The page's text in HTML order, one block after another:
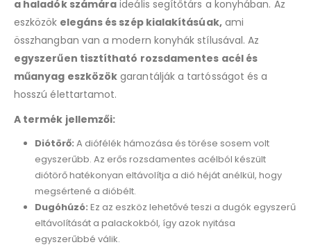
a haladók számára ideális segítőtárs a konyhában. Az
eszközök elegáns és szép kialakításúak,ami
összhangban van a modern konyhák stílusával. Az
egyszerűen tisztítható rozsdamentes acél és
műanyag eszközök garantálják a tartósságot és a
hosszú élettartamot.
A termék jellemzői:
Diótörő: A diófélék hámozása és törése sosem volt
egyszerűbb. Az erős rozsdamentes acélból készült
diótörő hatékonyan eltávolítja a dió héját anélkül, hogy
megsértené a dióbélt.
Dugóhúzó: Ez az eszköz lehetővé teszi a dugók egyszerű
eltávolítását a palackokból, így azok nyitása
egyszerűbbé válik.